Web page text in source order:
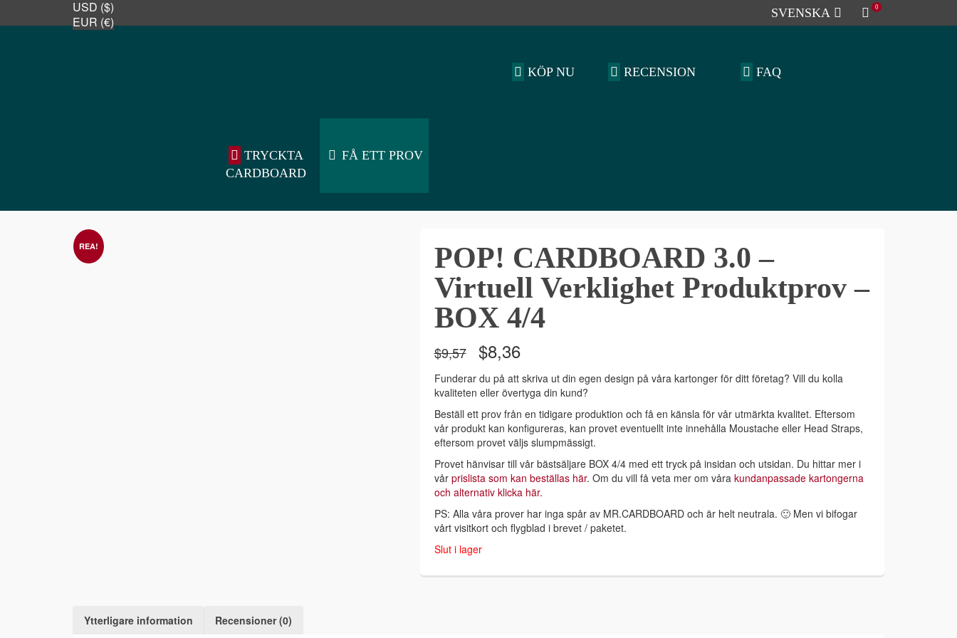
USD ($)
EUR (€)
0
SVENSKA
KÖP NU RECENSION FAQ
TRYCKTA
CARDBOARD
FÅ ETT PROV
REA!
POP! CARDBOARD 3.0 –
Virtuell Verklighet Produktprov –
BOX 4/4
$9,57 Det
ursprungliga
priset
var:
$9,57.
$8,36Det
nuvarande
priset
är:
$8,36.
Funderar du på att skriva ut din egen design på våra kartonger för ditt företag? Vill du kolla
kvaliteten eller övertyga din kund?
Beställ ett prov från en tidigare produktion och få en känsla för vår utmärkta kvalitet. Eftersom
vår produkt kan konfigureras, kan provet eventuellt inte innehålla Moustache eller Head Straps,
eftersom provet väljs slumpmässigt.
Provet hänvisar till vår bästsäljare BOX 4/4 med ett tryck på insidan och utsidan. Du hittar mer i
vår prislista som kan beställas här. Om du vill få veta mer om våra kundanpassade kartongerna
och alternativ klicka här.
PS: Alla våra prover har inga spår av MR.CARDBOARD och är helt neutrala. 🙂 Men vi bifogar
vårt visitkort och flygblad i brevet / paketet.
Slut i lager
Ytterligare information Recensioner (0)